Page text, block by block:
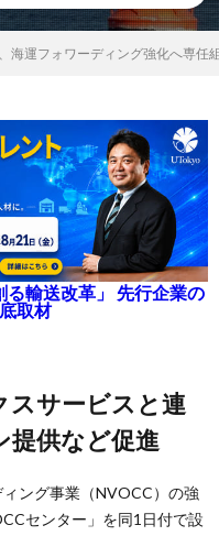
海運フォワーディング強化へ専任
輸送改革」 先行企業の
取材
提供など促進
ング事業（NVOCC）の強
センター」を同1日付で設